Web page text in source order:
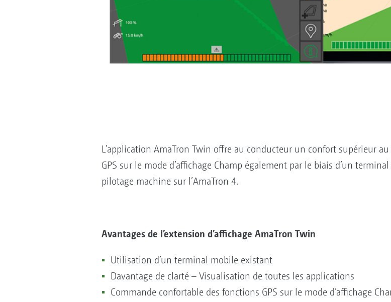
L’application AmaTron Twin offre au conducteur un confort supérieur
GPS sur le mode d’affichage Champ également par le biais d’un
pilotage machine sur l’AmaTron 4.
Avantages de l’extension d’affichage AmaTron Twin
Utilisation d’un terminal mobile existant
Davantage de clarté – Visualisation de toutes les applications
Commande confortable des fonctions GPS sur le mode d’affichage